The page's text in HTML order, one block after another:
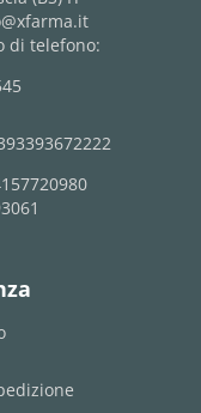
di telefono: